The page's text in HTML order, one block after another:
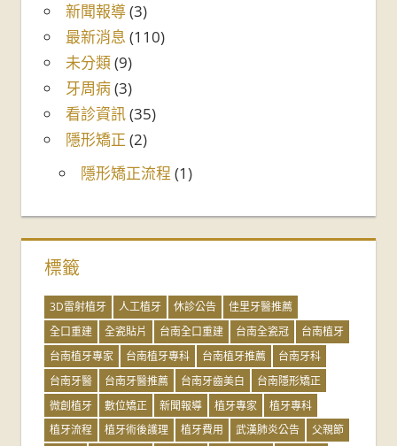
新聞報導(3)
最新消息 (110)
未分類(9)
牙周病(3)
看診資訊(35)
隱形矯正 (2)
隱形矯正流程 (1)
標籤
3D雷射植牙 人工植牙 休診公告
佳里牙醫推薦
全口重建
全瓷貼片 台南全口重建 台南全瓷冠
台南植牙
台南植牙專家
台南植牙專科 台南植牙推薦
台南牙科
台南牙醫
台南牙醫推薦 台南牙齒美白
台南隱形矯正
微創植牙
數位矯正 新聞報導 植牙專家
植牙專科
植牙流程
植牙術後護理 植牙費用 武漢肺炎公告
父親節